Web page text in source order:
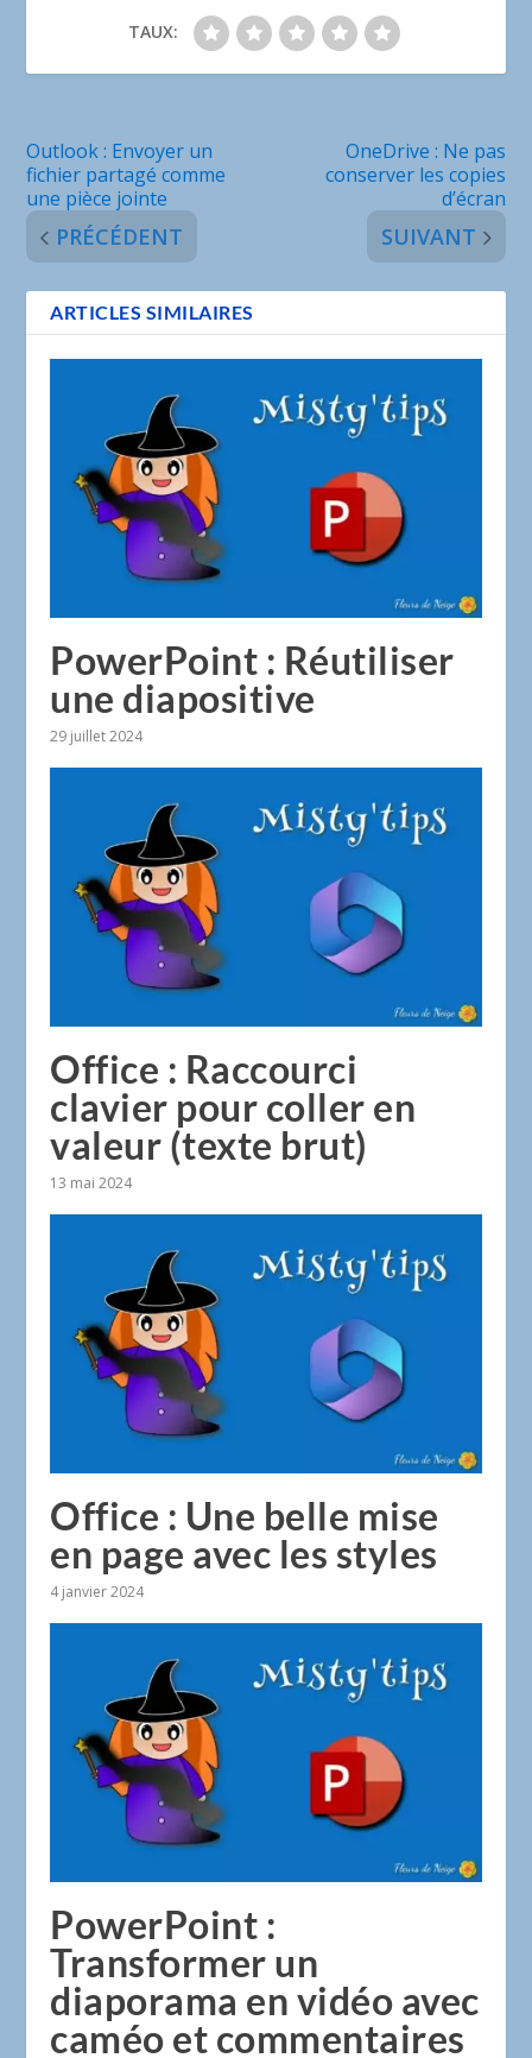
TAUX:
Outlook : Envoyer un
fichier partagé comme
une pièce jointe
PRÉCÉDENT
OneDrive : Ne pas
conserver les copies
d’écran
SUIVANT
ARTICLES SIMILAIRES
PowerPoint : Réutiliser
une diapositive
29 juillet 2024
Office : Raccourci
clavier pour coller en
valeur (texte brut)
13 mai 2024
Office : Une belle mise
en page avec les styles
4 janvier 2024
PowerPoint :
Transformer un
diaporama en vidéo avec
caméo et commentaires